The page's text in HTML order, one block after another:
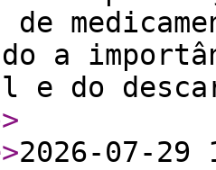
de
a
e do
>
>2026-07-29